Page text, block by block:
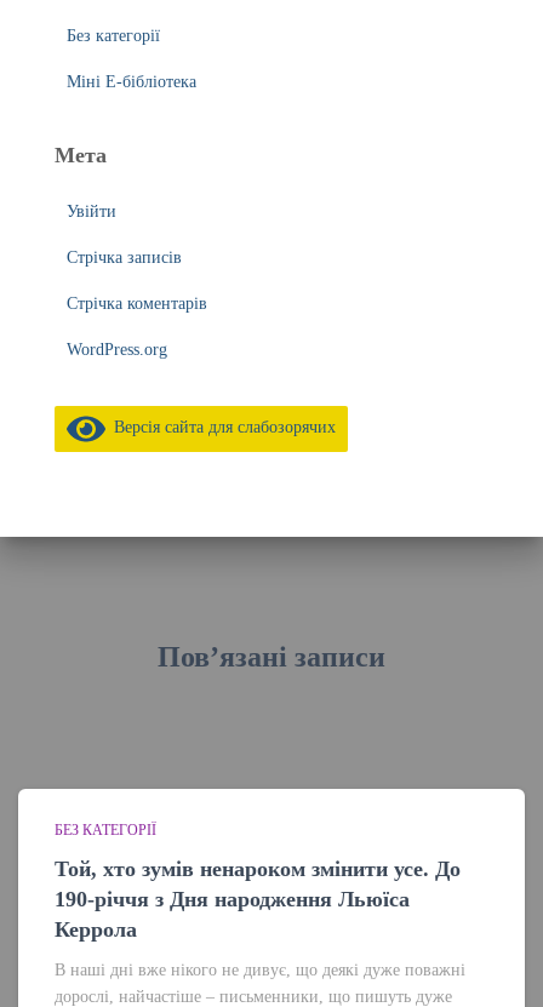
Без категорії
Міні Е-бібліотека
Мета
Увійти
Стрічка записів
Стрічка коментарів
WordPress.org
Версія сайта для слабозорячих
Пов’язані записи
БЕЗ КАТЕГОРІЇ
Той, хто зумів ненароком змінити усе. До
190-річчя з Дня народження Льюїса
Керрола
В наші дні вже нікого не дивує, що деякі дуже поважні
дорослі, найчастіше – письменники, що пишуть дуже